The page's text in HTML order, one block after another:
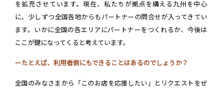
を拡充させています。現在、私たちが拠点を構える九州を中心
に、少しずつ全国各地からもパートナーの問合せが入ってきてい
ます。いかに全国の各エリアにパートナーをつくれるか、今後は
ここが鍵になってくると考えています。
ーたとえば、利用者側にもできることはあるのでしょうか？
全国のみなさまから「このお店を応援したい」とリクエストをぜ